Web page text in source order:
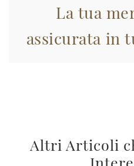
La tua
assicurata in
Altri Articoli